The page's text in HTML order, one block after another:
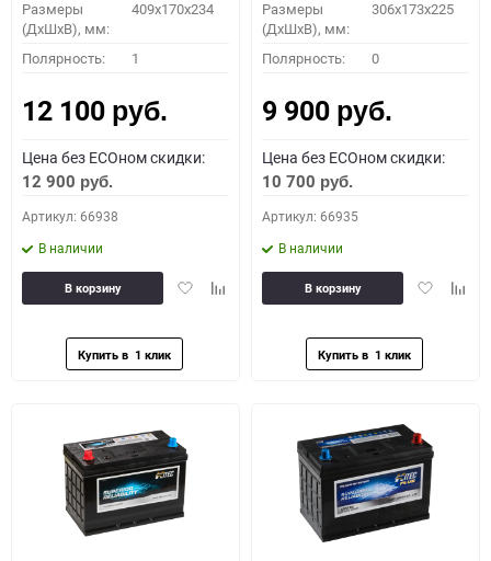
Размеры
(ДхШхВ), мм:
409x170x234
Полярность: 1
12 100 руб.
Цена без ECOном скидки:
12 900 руб.
Артикул: 66938
В наличии
ДобавитьДобавить
В корзину
Размеры
(ДхШхВ), мм:
306x173x225
Полярность: 0
9 900 руб.
Цена без ECOном скидки:
10 700 руб.
Артикул: 66935
В наличии
Добавить
В корзину